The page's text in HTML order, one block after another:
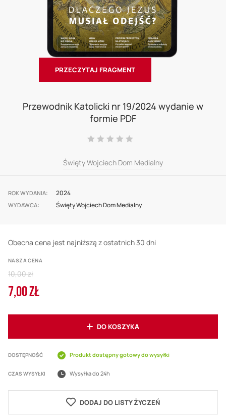
PRZECZYTAJ FRAGMENT
gallery
Przewodnik Katolicki nr 19/2024 wydanie w
formie PDF
Ocena:
Święty Wojciech Dom Medialny
ROK WYDANIA 2024
WYDAWCA Święty Wojciech Dom Medialny
Obecna cena jest najniższą z ostatnich 30 dni
NASZA CENA
Cena
7,00 ZŁ
Regular
Price
10,00 zł
DO KOSZYKA
DOSTĘPNOŚĆ Produkt dostępny gotowy do wysyłki
CZAS WYSYŁKI Wysyłka do 24h
DODAJ DO LISTY ŻYCZEŃ